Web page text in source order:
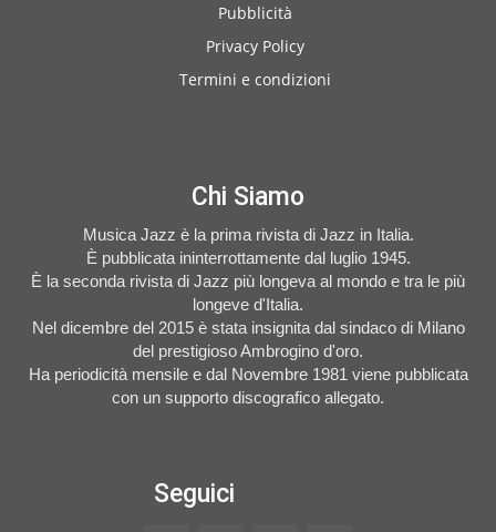
Pubblicità
Privacy Policy
Termini e condizioni
Chi Siamo
Musica Jazz è la prima rivista di Jazz in Italia.
È pubblicata ininterrottamente dal luglio 1945.
È la seconda rivista di Jazz più longeva al mondo e tra le più
longeve d'Italia.
Nel dicembre del 2015 è stata insignita dal sindaco di Milano
del prestigioso Ambrogino d'oro.
Ha periodicità mensile e dal Novembre 1981 viene pubblicata
con un supporto discografico allegato.
Seguici